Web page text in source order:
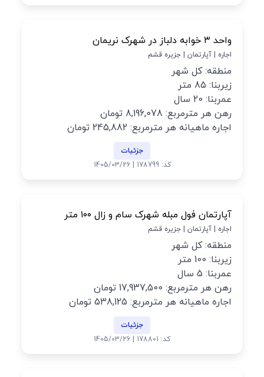
واحد ۳ خوابه دلباز در شهرک نریمان
اجاره | آپارتمان | جزیره قشم
منطقه: کل شهر
زیربنا: 85 متر
عمربنا: 20 سال
رهن هر مترمربع: 8,196,078 تومان
اجاره ماهیانه هر مترمربع: 245,882 تومان
جزئیات
کد: 178799 | 1405/03/26
آپارتمان فول مبله شهرک سام و زال ۱۰۰ متر
اجاره | آپارتمان | جزیره قشم
منطقه: کل شهر
زیربنا: 100 متر
عمربنا: 5 سال
رهن هر مترمربع: 17,937,500 تومان
اجاره ماهیانه هر مترمربع: 538,125 تومان
جزئیات
کد: 178801 | 1405/03/26